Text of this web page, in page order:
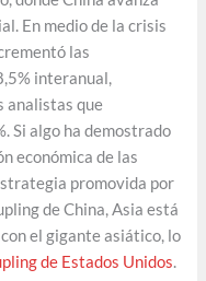
En medio de la crisis
las
interanual,
analistas que
Si algo ha demostrado
económica de las
promovida por
de China, Asia está
el gigante asiático, lo
de Estados Unidos.